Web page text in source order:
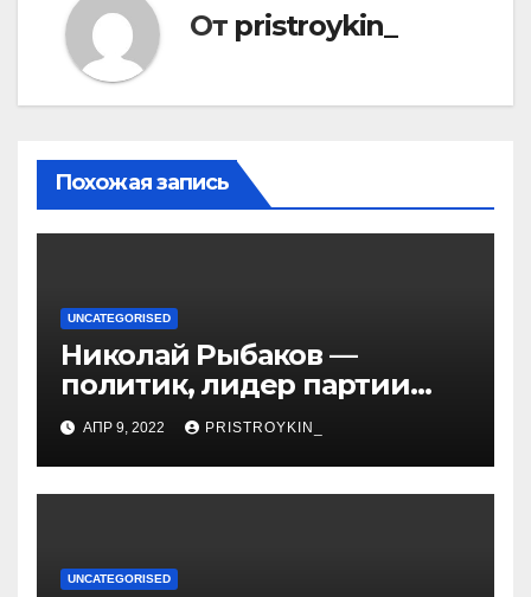
От pristroykin_
Похожая запись
UNCATEGORISED
Николай Рыбаков —
политик, лидер партии
Яблоко и его биография
АПР 9, 2022 PRISTROYKIN_
UNCATEGORISED